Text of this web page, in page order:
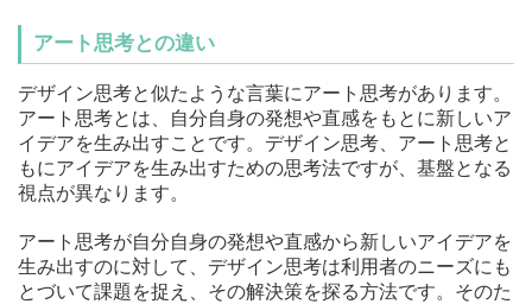
アート思考との違い
デザイン思考と似たような言葉にアート思考があります。
アート思考とは、自分自身の発想や直感をもとに新しいア
イデアを生み出すことです。デザイン思考、アート思考と
もにアイデアを生み出すための思考法ですが、基盤となる
視点が異なります。
アート思考が自分自身の発想や直感から新しいアイデアを
生み出すのに対して、デザイン思考は利用者のニーズにも
とづいて課題を捉え、その解決策を探る方法です。そのた